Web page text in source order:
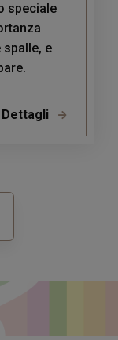
speciale
e
Dettagli